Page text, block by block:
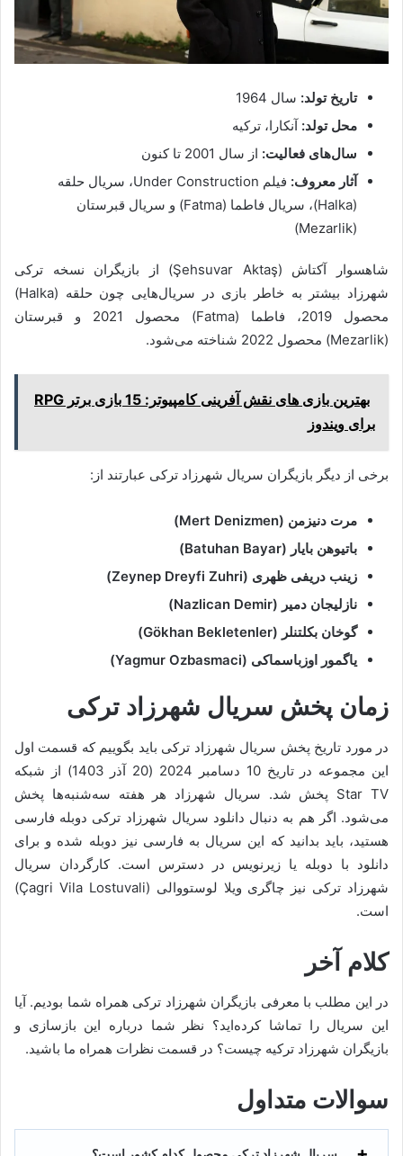
تاریخ تولد: سال 1964
محل تولد: آنکارا، ترکیه
سال‌های فعالیت: از سال 2001 تا کنون
آثار معروف:
فیلم Under Construction، سریال حلقه
(Halka)، سریال فاطما (Fatma) و سریال قبرستان
(Mezarlik)
شاهسوار آکتاش (Şehsuvar Aktaş) از بازیگران نسخه ترکی
شهرزاد بیشتر به خاطر بازی در سریال‌هایی چون حلقه (Halka)
محصول 2019، فاطما (Fatma) محصول 2021 و قبرستان
(Mezarlik) محصول 2022 شناخته می‌شود.
بهترین بازی های نقش آفرینی کامپیوتر: 15 بازی برتر RPG
برای ویندوز
برخی از دیگر بازیگران سریال شهرزاد ترکی عبارتند از:
مرت دنیزمن (Mert Denizmen)
باتیوهن بایار (Batuhan Bayar)
زینب دریفی ظهری (Zeynep Dreyfi Zuhri)
نازلیجان دمیر (Nazlican Demir)
گوخان بکلتنلر (Gökhan Bekletenler)
یاگمور اوزباسماکی (Yagmur Ozbasmaci)
زمان پخش سریال شهرزاد ترکی
در مورد تاریخ پخش سریال شهرزاد ترکی باید بگوییم که قسمت اول
این مجموعه در تاریخ 10 دسامبر 2024 (20 آذر 1403) از شبکه
Star TV پخش شد. سریال شهرزاد هر هفته سه‌شنبه‌ها پخش
می‌شود. اگر هم به دنبال دانلود سریال شهرزاد ترکی دوبله فارسی
هستید، باید بدانید که این سریال به فارسی نیز دوبله شده و برای
دانلود با دوبله یا زیرنویس در دسترس است. کارگردان سریال
شهرزاد ترکی نیز چاگری ویلا لوستووالی (Çagri Vila Lostuvali)
است.
کلام آخر
در این مطلب با معرفی بازیگران شهرزاد ترکی همراه شما بودیم. آیا
این سریال را تماشا کرده‌اید؟ نظر شما درباره این بازسازی و
بازیگران شهرزاد ترکیه چیست؟ در قسمت نظرات همراه ما باشید.
سوالات متداول